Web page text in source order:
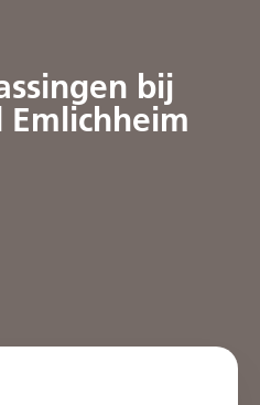
bij
Emlichheim